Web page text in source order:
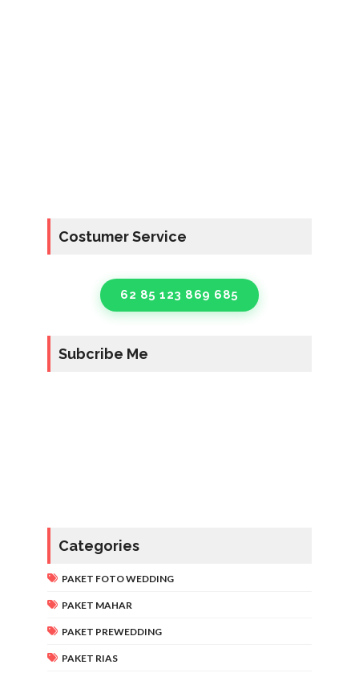
Costumer Service
62 85 123 869 685
Subcribe Me
Categories
PAKET FOTO WEDDING
PAKET MAHAR
PAKET PREWEDDING
PAKET RIAS